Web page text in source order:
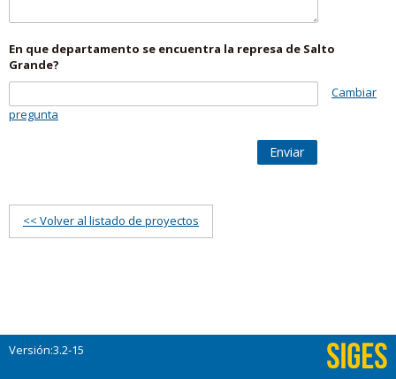
En que departamento se encuentra la represa de Salto
Grande?
Cambiar
pregunta
Enviar
<< Volver al listado de proyectos
Versión:3.2-15